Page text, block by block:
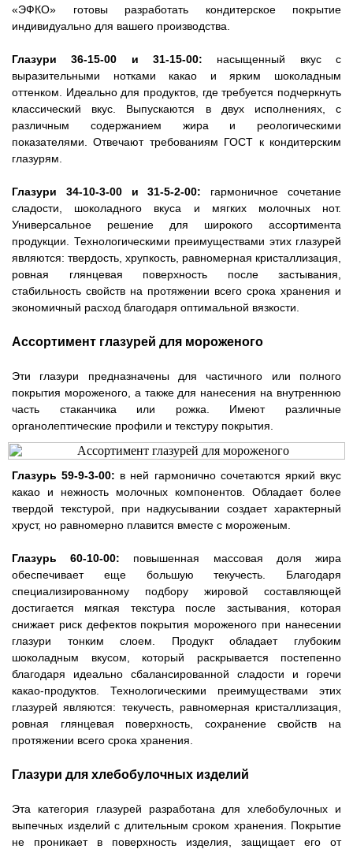
«ЭФКО» готовы разработать кондитерское покрытие
индивидуально для вашего производства.
Глазури 36-15-00 и 31-15-00: насыщенный вкус с
выразительными нотками какао и ярким шоколадным
оттенком. Идеально для продуктов, где требуется подчеркнуть
классический вкус. Выпускаются в двух исполнениях, с
различным содержанием жира и реологическими
показателями. Отвечают требованиям ГОСТ к кондитерским
глазурям.
Глазури 34-10-3-00 и 31-5-2-00: гармоничное сочетание
сладости, шоколадного вкуса и мягких молочных нот.
Универсальное решение для широкого ассортимента
продукции. Технологическими преимуществами этих глазурей
являются: твердость, хрупкость, равномерная кристаллизация,
ровная глянцевая поверхность после застывания,
стабильность свойств на протяжении всего срока хранения и
экономичный расход благодаря оптимальной вязкости.
Ассортимент глазурей для мороженого
Эти глазури предназначены для частичного или полного
покрытия мороженого, а также для нанесения на внутреннюю
часть стаканчика или рожка. Имеют различные
органолептические профили и текстуру покрытия.
Глазурь 59-9-3-00: в ней гармонично сочетаются яркий вкус
какао и нежность молочных компонентов. Обладает более
твердой текстурой, при надкусывании создает характерный
хруст, но равномерно плавится вместе с мороженым.
Глазурь 60-10-00: повышенная массовая доля жира
обеспечивает еще большую текучесть. Благодаря
специализированному подбору жировой составляющей
достигается мягкая текстура после застывания, которая
снижает риск дефектов покрытия мороженого при нанесении
глазури тонким слоем. Продукт обладает глубоким
шоколадным вкусом, который раскрывается постепенно
благодаря идеально сбалансированной сладости и горечи
какао-продуктов. Технологическими преимуществами этих
глазурей являются: текучесть, равномерная кристаллизация,
ровная глянцевая поверхность, сохранение свойств на
протяжении всего срока хранения.
Глазури для хлебобулочных изделий
Эта категория глазурей разработана для хлебобулочных и
выпечных изделий с длительным сроком хранения. Покрытие
не проникает в поверхность изделия, защищает его от